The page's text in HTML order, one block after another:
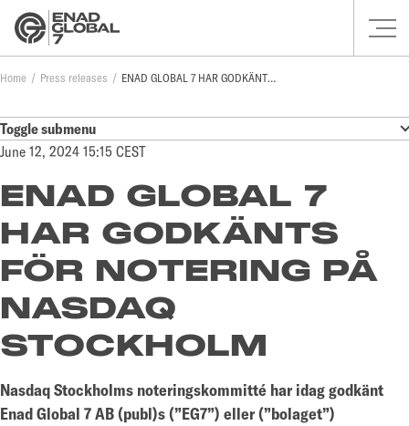
Home Press releases ENAD GLOBAL 7 HAR GODKÄNTS FÖR NOTERING PÅ NASDAQ STOCKHOLM
Toggle submenu
June 12, 2024 15:15 CEST
ENAD GLOBAL 7
HAR GODKÄNTS
FÖR NOTERING PÅ
NASDAQ
STOCKHOLM
Nasdaq Stockholms noteringskommitté har idag godkänt
Enad Global 7 AB (publ)s (”EG7”) eller (”bolaget”)